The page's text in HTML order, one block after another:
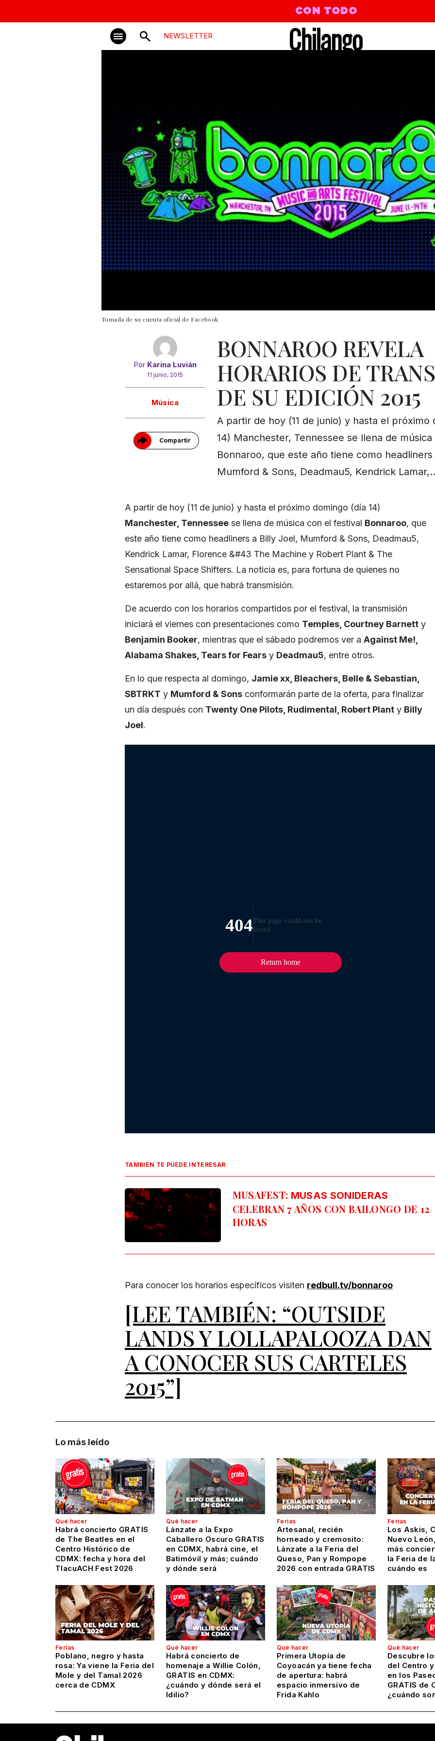
CON TODO
NEWSLETTER
Tomada de su cuenta oficial de Facebook
Por Karina Luvián
11 junio, 2015
Música
Compartir
BONNAROO REVELA
HORARIOS DE
DE SU EDICIÓN 2015
A partir de hoy (11 de junio) y hasta el próximo
14) Manchester, Tennessee se llena de
Bonnaroo, que este año tiene como
Mumford & Sons, Deadmau5, Kendrick
A partir de hoy (11 de junio) y hasta el próximo domingo (día 14)
Manchester, Tennessee se llena de música con el festival Bonnaroo, que
este año tiene como headliners a Billy Joel, Mumford & Sons, Deadmau5,
Kendrick Lamar, Florence &#43 The Machine y Robert Plant & The
Sensational Space Shifters. La noticia es, para fortuna de quienes no
estaremos por allá, que habrá transmisión.
De acuerdo con los horarios compartidos por el festival, la transmisión
iniciará el viernes con presentaciones como Temples, Courtney Barnett y
Benjamin Booker, mientras que el sábado podremos ver a Against Me!,
Alabama Shakes, Tears for Fears y Deadmau5, entre otros.
En lo que respecta al domingo, Jamie xx, Bleachers, Belle & Sebastian,
SBTRKT y Mumford & Sons conformarán parte de la oferta, para finalizar
un día después con Twenty One Pilots, Rudimental, Robert Plant y Billy
Joel.
TAMBIÉN TE PUEDE INTERESAR
MUSAFEST: MUSAS SONIDERAS
CELEBRAN 7 AÑOS CON BAILONGO DE 12
HORAS
Para conocer los horarios específicos visiten redbull.tv/bonnaroo
[LEE TAMBIÉN: “OUTSIDE
LANDS Y LOLLAPALOOZA DAN
A CONOCER SUS CARTELES
2015”]
Lo más leído
Qué hacer
Habrá concierto GRATIS
de The Beatles en el
Centro Histórico de
CDMX: fecha y hora del
TlacuACH Fest 2026
Qué hacer
Lánzate a la Expo
Caballero Oscuro GRATIS
en CDMX, habrá cine, el
Batimóvil y más; cuándo
y dónde será
Ferias
Artesanal, recién
horneado y cremosito:
Lánzate a la Feria del
Queso, Pan y Rompope
2026 con entrada GRATIS
Ferias
Los Askis,
Nuevo
más
la Feria de
cuándo es
Ferias
Poblano, negro y hasta
rosa: Ya viene la Feria del
Mole y del Tamal 2026
cerca de CDMX
Qué hacer
Habrá concierto de
homenaje a Willie Colón,
GRATIS en CDMX:
¿cuándo y dónde será el
Idilio?
Qué hacer
Primera Utopía de
Coyoacán ya tiene fecha
de apertura: habrá
espacio inmersivo de
Frida Kahlo
Qué hacer
Descubre
del Centro
en los
GRATIS de
¿cuándo